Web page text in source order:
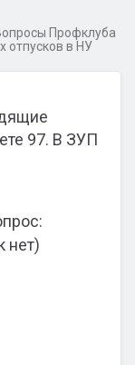
Профклуба
отпусков в НУ
97. В ЗУП
нет)